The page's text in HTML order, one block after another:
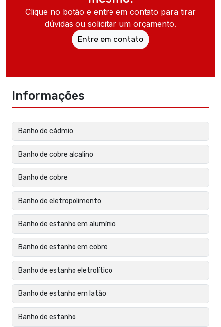
Clique no botão e entre em contato para tirar
dúvidas ou solicitar um orçamento.
Entre em contato
Informações
Banho de cádmio
Banho de cobre alcalino
Banho de cobre
Banho de eletropolimento
Banho de estanho em alumínio
Banho de estanho em cobre
Banho de estanho eletrolítico
Banho de estanho em latão
Banho de estanho